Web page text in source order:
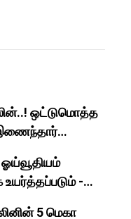
ஒட்டுமொத்த
உயர்த்தப்படும் -
5 மெகா